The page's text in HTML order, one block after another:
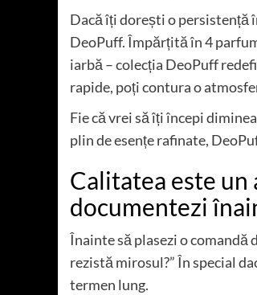
Dacă îți dorești o persistență
DeoPuff. Împărțită în 4
iarbă – colecția DeoPuff
rapide, poți contura o
Fie că vrei să îți începi
plin de esențe rafinate,
Calitatea este un
documentezi
Înainte să plasezi o
rezistă mirosul?” În special
termen lung.